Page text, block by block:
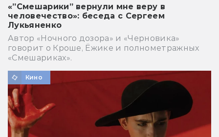
«”Смешарики” вернули мне веру в
человечество»: беседа с Сергеем
Лукьяненко
Автор «Ночного дозора» и «Черновика»
говорит о Кроше, Ёжике и полнометражных
«Смешариках».
Кино